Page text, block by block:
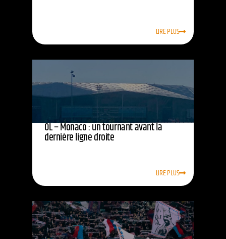
LIRE PLUS
OL – Monaco : un tournant avant la
dernière ligne droite
LIRE PLUS